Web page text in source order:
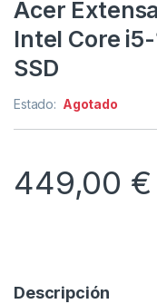
Acer
Intel Core
SSD
Estado: Agotado
449,00 €
Descripción